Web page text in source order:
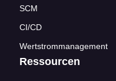
SCM
CI/CD
Wertstrommanagement
Ressourcen